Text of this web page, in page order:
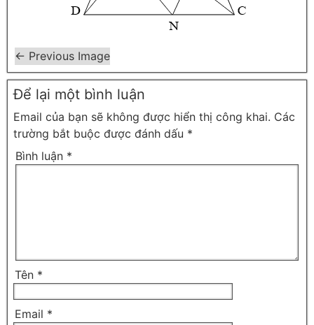
← Previous Image
Để lại một bình luận
Email của bạn sẽ không được hiển thị công khai. Các
trường bắt buộc được đánh dấu *
Bình luận *
Tên *
Email *